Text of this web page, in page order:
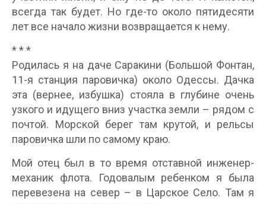
всегда так будет. Но где-то около пятидесяти
лет все начало жизни возвращается к нему.
* * *
Родилась я на даче Саракини (Большой Фонтан,
11-я станция паровичка) около Одессы. Дачка
эта (вернее, избушка) стояла в глубине очень
узкого и идущего вниз участка земли – рядом с
почтой. Морской берег там крутой, и рельсы
паровичка шли по самому краю.
Мой отец был в то время отставной инженер-
механик флота. Годовалым ребенком я была
перевезена на север – в Царское Село. Там я